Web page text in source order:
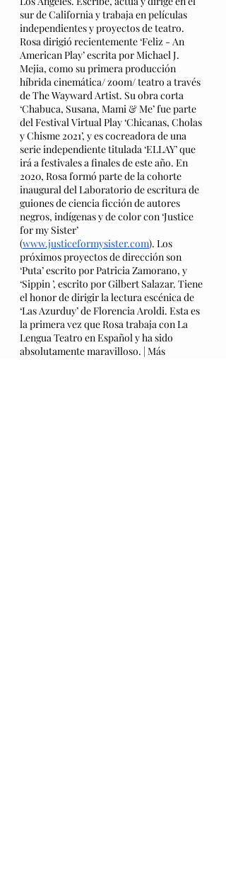
sur de California y trabaja en películas
independientes y proyectos de teatro.
Rosa dirigió recientemente ‘Feliz - An
American Play’ escrita por Michael J.
Mejia, como su primera producción
híbrida cinemática/ zoom/ teatro a través
de The Wayward Artist. Su obra corta
‘Chabuca, Susana, Mami & Me’ fue parte
del Festival Virtual Play ‘Chicanas, Cholas
y Chisme 2021’, y es cocreadora de una
serie independiente titulada ‘ELLAY’ que
irá a festivales a finales de este año. En
2020, Rosa formó parte de la cohorte
inaugural del Laboratorio de escritura de
guiones de ciencia ficción de autores
negros, indígenas y de color con ‘Justice
for my Sister’
(www.justiceformysister.com). Los
próximos proyectos de dirección son
‘Puta’ escrito por Patricia Zamorano, y
‘Sippin ’, escrito por Gilbert Salazar. Tiene
el honor de dirigir la lectura escénica de
‘Las Azurduy’ de Florencia Aroldi. Esta es
la primera vez que Rosa trabaja con La
Lengua Teatro en Español y ha sido
absolutamente maravilloso. | Más